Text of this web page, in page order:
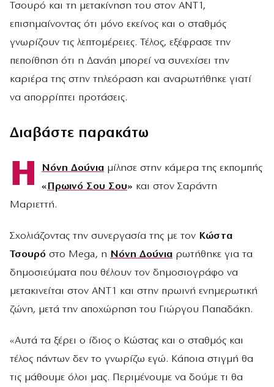
Τσουρό και τη μετακίνηση του στον ANT1,
επισημαίνοντας ότι μόνο εκείνος και ο σταθμός
γνωρίζουν τις λεπτομέρειες. Τέλος, εξέφρασε την
πεποίθηση ότι η Δανάη μπορεί να συνεχίσει την
καριέρα της στην τηλεόραση και αναρωτήθηκε γιατί
να απορρίπτει προτάσεις.
Διαβάστε παρακάτω
Η Νόνη Δούνιαμίλησε στην κάμερα της εκπομπής
« Πρωινό Σου Σου» και στον Σαράντη
Μαριεττή.
Σχολιάζοντας την συνεργασία της με τον Κώστα
Τσουρό στο Mega, η Νόνη Δούνια ρωτήθηκε για τα
δημοσιεύματα που θέλουν τον δημοσιογράφο να
μετακινείται στον ANT1 και στην πρωινή ενημερωτική
ζώνη, μετά την αποχώρηση του Γιώργου Παπαδάκη.
«Αυτά τα ξέρει ο ίδιος ο Κώστας και ο σταθμός και
τέλος πάντων δεν το γνωρίζω εγώ. Κάποια στιγμή θα
τις μάθουμε όλοι μας. Περιμένουμε να δούμε τι θα